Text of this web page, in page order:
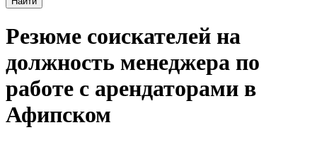
Резюме соискателей на
должность менеджера по
работе с арендаторами в
Афипском